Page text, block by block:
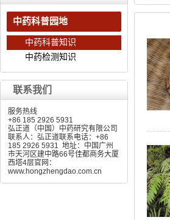
中药科普园地
中药科普知识
中药检测知识
联系我们
服务热线
+86 185 2926 5931
弘正道（中国）中药研究有限公司
联系人：弘正道联系电话：+86
185 2926 5931 地址：中国广州
市天河区建中路66号佳都商务大厦
西塔4层官网：
www.hongzhengdao.com.cn